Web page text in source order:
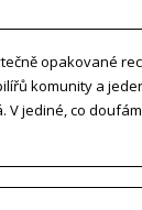
opakované
komunity a
jediné, co